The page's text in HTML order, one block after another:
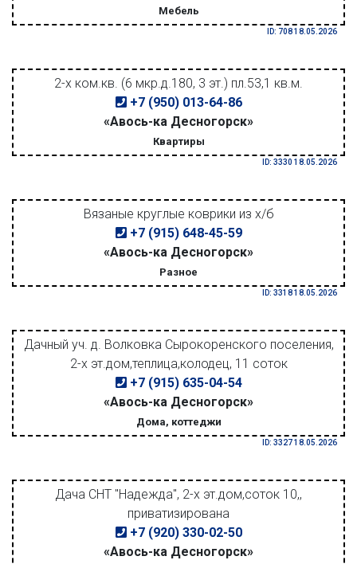
Мебель
ID: 708 18.05.2026
2-х ком.кв. (6 мкр.д.180, 3 эт.) пл.53,1 кв.м.
+7 (950) 013-64-86
«Авось-ка Десногорск»
Квартиры
ID: 3330 18.05.2026
Вязаные круглые коврики из х/б
+7 (915) 648-45-59
«Авось-ка Десногорск»
Разное
ID: 3318 18.05.2026
Дачный уч. д. Волковка Сырокоренского поселения,
2-х эт.дом,теплица,колодец, 11 соток
+7 (915) 635-04-54
«Авось-ка Десногорск»
Дома, коттеджи
ID: 3327 18.05.2026
Дача СНТ "Надежда", 2-х эт.дом,соток 10,,
приватизирована
+7 (920) 330-02-50
«Авось-ка Десногорск»